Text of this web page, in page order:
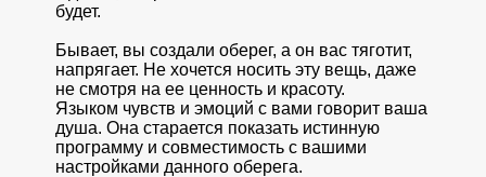
будет.
Бывает, вы создали оберег, а он вас тяготит,
напрягает. Не хочется носить эту вещь, даже
не смотря на ее ценность и красоту.
Языком чувств и эмоций с вами говорит ваша
душа. Она старается показать истинную
программу и совместимость с вашими
настройками данного оберега.